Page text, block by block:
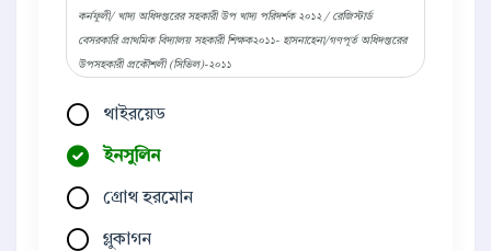
কর্নফুলী/ খাদ্য অধিদপ্তরের সহকারী উপ খাদ্য পরিদর্শক ২০১২ / রেজিস্টার্ড
বেসরকারি প্রাথমিক বিদ্যালয় সহকারী শিক্ষক২০১১- হাসনাহেনা/গণপূর্ত অধিদপ্তরের
উপসহকারী প্রকৌশলী (সিভিল)-২০১১
থাইরয়েড
ইনসুলিন
গ্রোথ হরমোন
গ্লুকাগন